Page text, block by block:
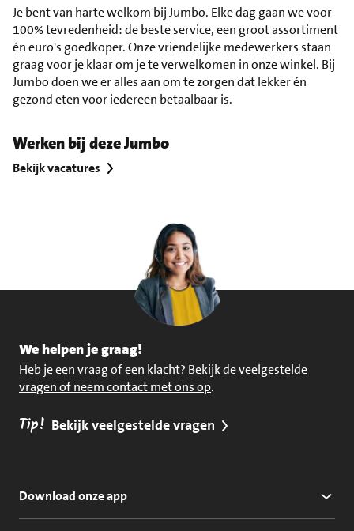
Je bent van harte welkom bij Jumbo. Elke dag gaan we voor
100% tevredenheid: de beste service, een groot assortiment
én euro's goedkoper. Onze vriendelijke medewerkers staan
graag voor je klaar om je te verwelkomen in onze winkel. Bij
Jumbo doen we er alles aan om te zorgen dat lekker én
gezond eten voor iedereen betaalbaar is.
Werken bij deze Jumbo
Bekijk vacatures
We helpen je graag!
Heb je een vraag of een klacht? Bekijk de veelgestelde
vragen of neem contact met ons op.
Tip! Bekijk veelgestelde vragen
Download onze app